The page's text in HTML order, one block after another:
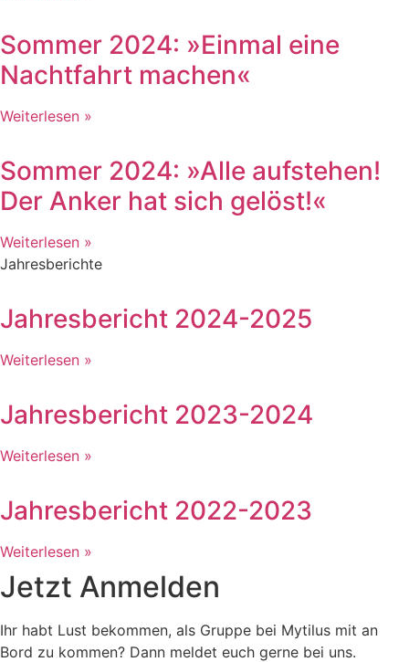
Sommer 2024: »Einmal eine
Nachtfahrt machen«
Weiterlesen »
Sommer 2024: »Alle aufstehen!
Der Anker hat sich gelöst!«
Weiterlesen »
Jahresberichte
Jahresbericht 2024-2025
Weiterlesen »
Jahresbericht 2023-2024
Weiterlesen »
Jahresbericht 2022-2023
Weiterlesen »
Jetzt Anmelden
Ihr habt Lust bekommen, als Gruppe bei Mytilus mit an
Bord zu kommen? Dann meldet euch gerne bei uns.